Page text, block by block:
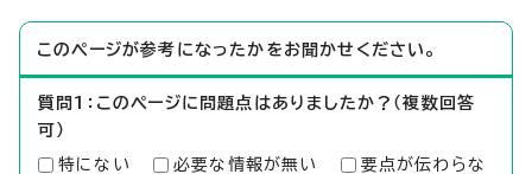
このページが参考になったかをお聞かせください。
質問1：このページに問題点はありましたか？（複数回答
可）
特にない 必要な情報が無い
要点が伝わらな